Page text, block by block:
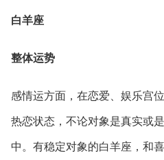
白羊座
整体运势
感情运方面，在恋爱、娱乐宫
热恋状态，不论对象是真实或
中。有稳定对象的白羊座，和